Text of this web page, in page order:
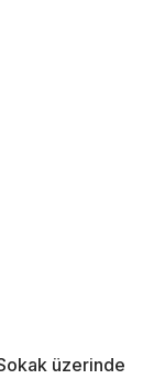
üzerinde